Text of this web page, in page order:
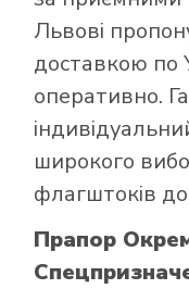
Львові
доставкою по
оперативно.
широкого
флагштоків
Прапор